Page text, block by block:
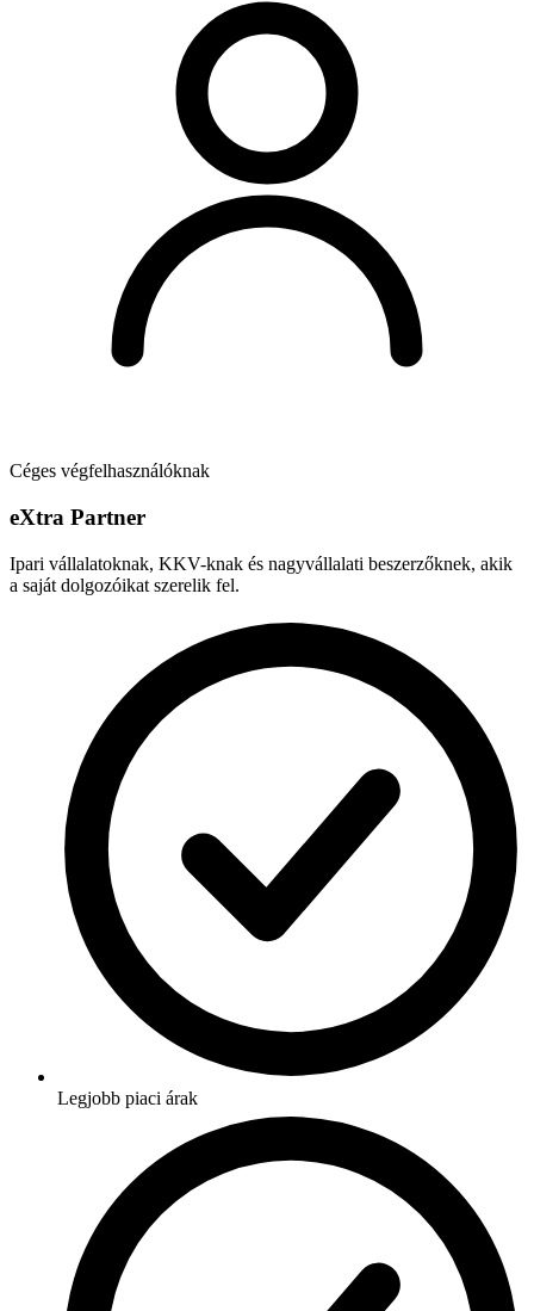
Céges végfelhasználóknak
eXtra Partner
Ipari vállalatoknak, KKV-knak és nagyvállalati beszerzőknek, akik
a saját dolgozóikat szerelik fel.
Legjobb piaci árak